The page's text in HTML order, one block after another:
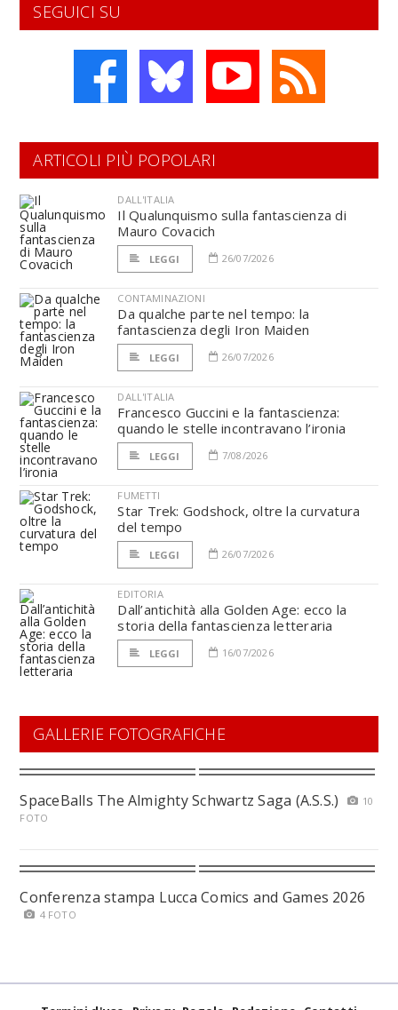
SEGUICI SU
ARTICOLI PIÙ POPOLARI
DALL'ITALIA
Il Qualunquismo sulla fantascienza di
Mauro Covacich
LEGGI 26/07/2026
CONTAMINAZIONI
Da qualche parte nel tempo: la
fantascienza degli Iron Maiden
LEGGI 26/07/2026
DALL'ITALIA
Francesco Guccini e la fantascienza:
quando le stelle incontravano l’ironia
LEGGI 7/08/2026
FUMETTI
Star Trek: Godshock, oltre la curvatura
del tempo
LEGGI 26/07/2026
EDITORIA
Dall’antichità alla Golden Age: ecco la
storia della fantascienza letteraria
LEGGI 16/07/2026
GALLERIE FOTOGRAFICHE
SpaceBalls The Almighty Schwartz Saga (A.S.S.)
10
FOTO
Conferenza stampa Lucca Comics and Games 2026
4 FOTO